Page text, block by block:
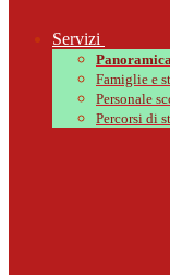
Servizi
Famiglie e
Personale
Percorsi di